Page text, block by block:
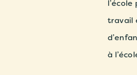
travail
à